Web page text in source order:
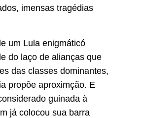
imensas tragédias
um Lula enigmáticó
do laço de alianças que
das classes dominantes,
propõe aproximção. E
guinada à
já colocou sua barra